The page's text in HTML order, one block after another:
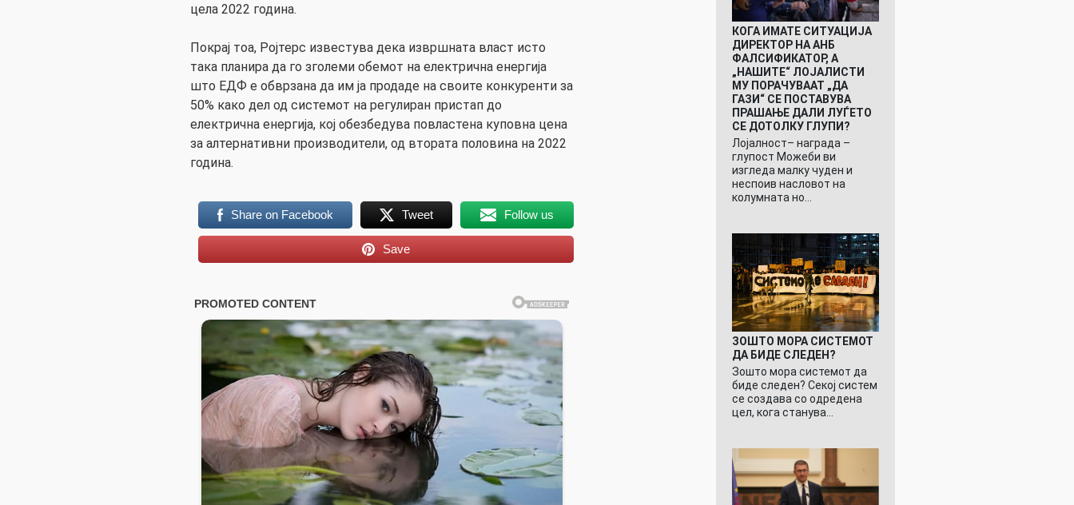
цела 2022 година.
Покрај тоа, Ројтерс известува дека извршната власт исто
така планира да го зголеми обемот на електрична енергија
што ЕДФ е обврзана да им ја продаде на своите конкуренти за
50% како дел од системот на регулиран пристап до
електрична енергија, кој обезбедува повластена куповна цена
за алтернативни производители, од втората половина на 2022
година.
Share on Facebook Tweet Follow us
Save
КОГА ИМАТЕ СИТУАЦИЈА
ДИРЕКТОР НА АНБ
ФАЛСИФИКАТОР, А
„НАШИТЕ“ ЛОЈАЛИСТИ
МУ ПОРАЧУВААТ „ДА
ГАЗИ“ СЕ ПОСТАВУВА
ПРАШАЊЕ ДАЛИ ЛУЃЕТО
СЕ ДОТОЛКУ ГЛУПИ?
Лојалност– награда –
глупост Можеби ви
изгледа малку чуден и
неспоив насловот на
колумната но…
ЗОШТО МОРА СИСТЕМОТ
ДА БИДЕ СЛЕДЕН?
Зошто мора системот да
биде следен? Секој систем
се создава со одредена
цел, кога станува…